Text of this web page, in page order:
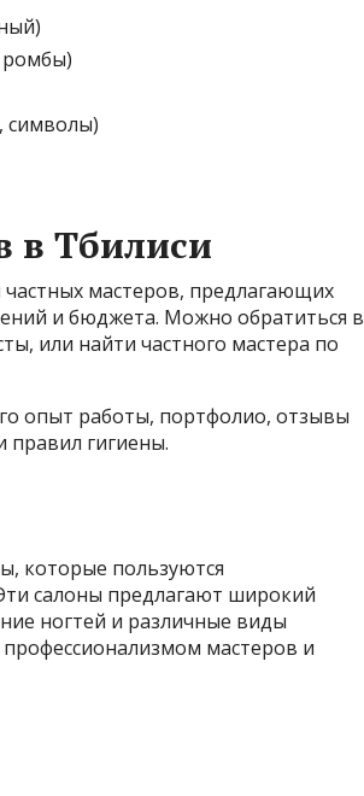
ромбы)
символы)
в Тбилиси
мастеров, предлагающих
и бюджета. Можно обратиться в
или найти частного мастера по
опыт работы, портфолио, отзывы
правил гигиены.
которые пользуются
салоны предлагают широкий
ногтей и различные виды
мастеров и